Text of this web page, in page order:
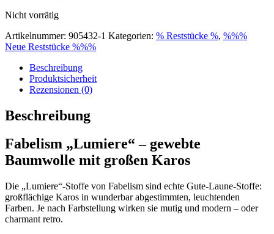
Nicht vorrätig
Artikelnummer: 905432-1 Kategorien: % Reststücke %, %%%
Neue Reststücke %%%
Beschreibung
Produktsicherheit
Rezensionen (0)
Beschreibung
Fabelism „Lumiere“ – gewebte
Baumwolle mit großen Karos
Die „Lumiere“-Stoffe von Fabelism sind echte Gute-Laune-Stoffe:
großflächige Karos in wunderbar abgestimmten, leuchtenden
Farben. Je nach Farbstellung wirken sie mutig und modern – oder
charmant retro.